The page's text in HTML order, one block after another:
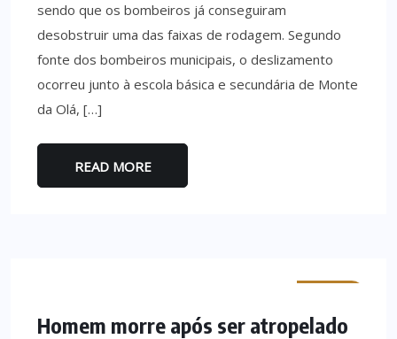
sendo que os bombeiros já conseguiram
desobstruir uma das faixas de rodagem. Segundo
fonte dos bombeiros municipais, o deslizamento
ocorreu junto à escola básica e secundária de Monte
da Olá, […]
READ MORE
Homem morre após ser atropelado